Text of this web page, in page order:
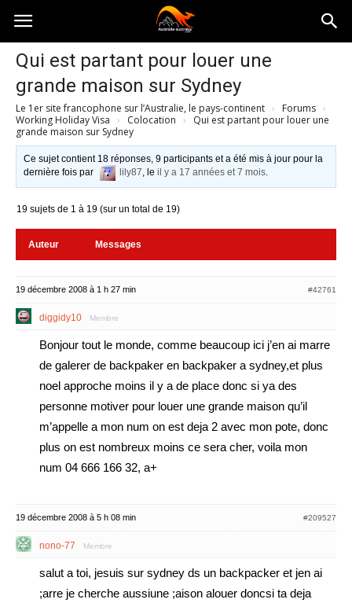
Australia-
australie.com
Qui est partant pour louer une
grande maison sur Sydney
Le 1er site francophone sur l’Australie, le pays-continent › Forums ›
Working Holiday Visa › Colocation ›
Qui est partant pour louer une
grande maison sur Sydney
Ce sujet contient 18 réponses, 9 participants et a été mis à jour pour la
dernière fois par
lily87, leil y a 17 années et 7 mois.
19 sujets de 1 à 19 (sur un total de 19)
Auteur Messages
19 décembre 2008 à 1 h 27 min #42761
diggidy10 Membre
Bonjour tout le monde, comme beaucoup ici j’en ai marre
de galerer de backpaker en backpaker a sydney,et plus
noel approche moins il y a de place donc si ya des
personne motiver pour louer une grande maison qu’il
m’appelle a mon num on est deja 2 avec mon pote, donc
plus on est nombreux moins ce sera cher, voila mon
num 04 666 166 32, a+
19 décembre 2008 à 5 h 08 min #209527
nono-77 Membre
salut a toi, jesuis sur sydney ds un backpacker et jen ai
;arre je cherche aussiune ;aison alouer doncsi ta deja